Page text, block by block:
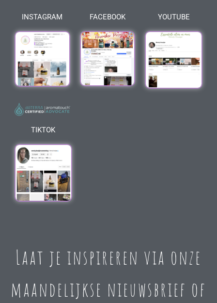
INSTAGRAM FACEBOOK YOUTUBE
TIKTOK
Laat je inspireren via onze
maandelijkse nieuwsbrief of